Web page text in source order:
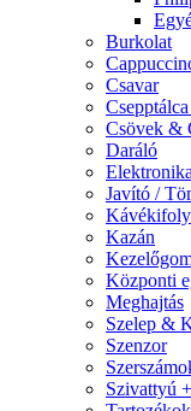
Burkolat
Csavar
Csövek &
Daráló
Elektronika
Javító /
Kazán
Központi
Meghajtás
Szelep &
Szenzor
Szivattyú